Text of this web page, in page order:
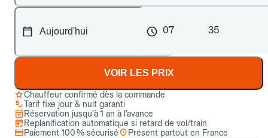
07 35
VOIR LES PRIX
Chauffeur confirmé dès la commande
Tarif fixe jour & nuit garanti
Réservation jusqu’à 1 an à l’avance
Replanification automatique si retard de vol/train
Paiement 100 % sécurisé
Présent partout en France